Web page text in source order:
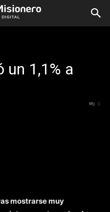
un 1,1% a
0
mostrarse muy